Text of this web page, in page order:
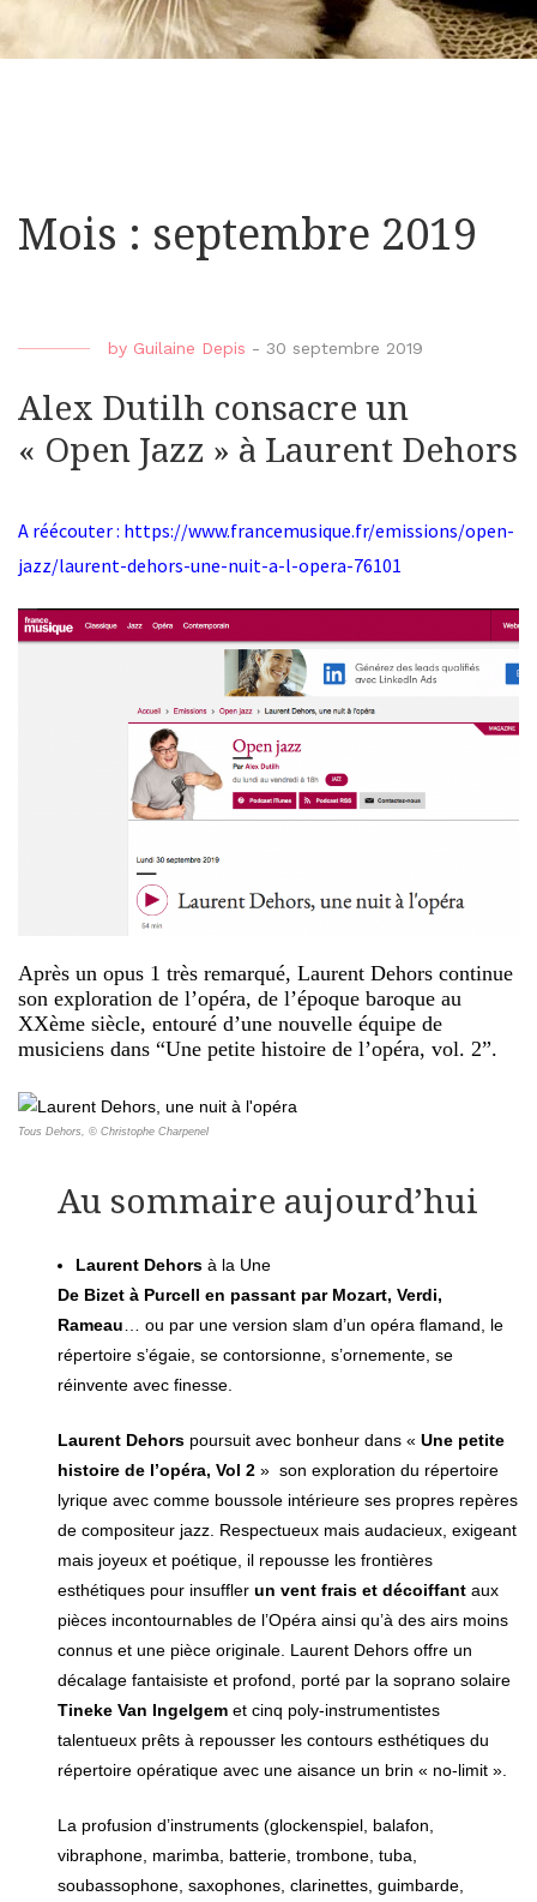
Mois : septembre 2019
by Guilaine Depis - 30 septembre 2019
Alex Dutilh consacre un
« Open Jazz » à Laurent Dehors
A réécouter : https://www.francemusique.fr/emissions/open-
jazz/laurent-dehors-une-nuit-a-l-opera-76101
Après un opus 1 très remarqué, Laurent Dehors continue
son exploration de l’opéra, de l’époque baroque au
XXème siècle, entouré d’une nouvelle équipe de
musiciens dans “Une petite histoire de l’opéra, vol. 2”.
Tous Dehors, © Christophe Charpenel
Au sommaire aujourd’hui
Laurent Dehorsà la Une
De Bizet à Purcell en passant par Mozart, Verdi,
Rameau … ou par une version slam d’un opéra flamand, le
répertoire s’égaie, se contorsionne, s’ornemente, se
réinvente avec finesse.
Laurent Dehorspoursuit avec bonheur dans « Une petite
histoire de l’opéra, Vol 2» son exploration du répertoire
lyrique avec comme boussole intérieure ses propres repères
de compositeur jazz. Respectueux mais audacieux, exigeant
mais joyeux et poétique, il repousse les frontières
esthétiques pour insuffler un vent frais et décoiffantaux
pièces incontournables de l’Opéra ainsi qu’à des airs moins
connus et une pièce originale. Laurent Dehors offre un
décalage fantaisiste et profond, porté par la soprano solaire
Tineke Van Ingelgemet cinq poly-instrumentistes
talentueux prêts à repousser les contours esthétiques du
répertoire opératique avec une aisance un brin « no-limit ».
La profusion d’instruments (glockenspiel, balafon,
vibraphone, marimba, batterie, trombone, tuba,
soubassophone, saxophones, clarinettes, guimbarde,